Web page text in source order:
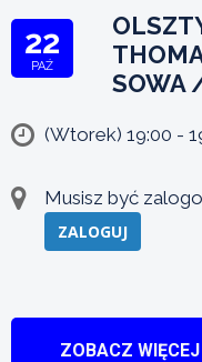
22
PAŹ
SOWA
(Wtorek) 19:00 -
Musisz być
ZALOGUJ
ZOBACZ WIĘCEJ